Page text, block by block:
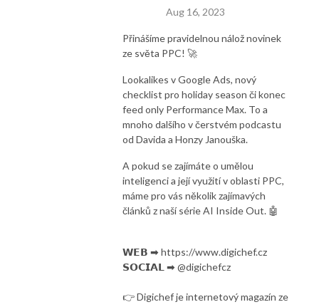
Aug 16, 2023
Přinášíme pravidelnou nálož novinek
ze světa PPC! 🚀
Lookalikes v Google Ads, nový
checklist pro holiday season či konec
feed only Performance Max. To a
mnoho dalšího v čerstvém podcastu
od Davida a Honzy Janouška.
A pokud se zajímáte o umělou
inteligenci a její využití v oblasti PPC,
máme pro vás několik zajímavých
článků z naší série AI Inside Out. 🤖
𝗪𝗘𝗕 ➡ https://www.digichef.cz
𝗦𝗢𝗖𝗜𝗔𝗟 ➡ @digichefcz
👉 Digichef je internetový magazín ze